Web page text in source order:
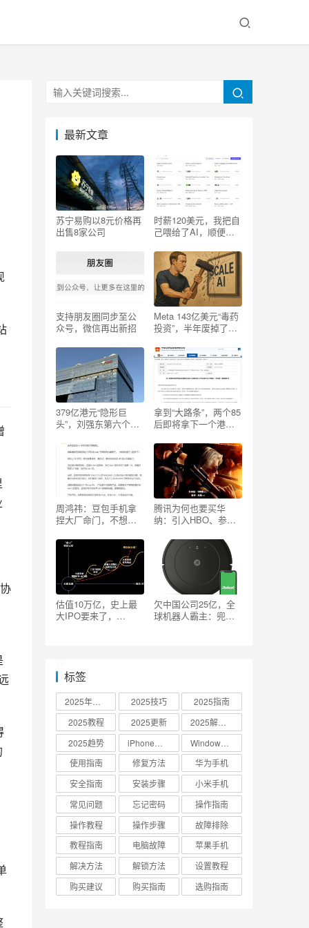
最新文章
苏宁易购以8元价格再
出售8家公司
时薪120美元，我把自
己喂给了AI，顺便砸
支持朋友圈同步至公
众号，微信再出新招
Meta 143亿美元“毒药
投资”，半年废掉了一
379亿港元“隐形巨
头”，刘强东第六个
拿到“大路条”，两个85
后即将拿下一个港股
周鸿祎：豆包手机拿
捏大厂命门，不想做
虑了
腾讯为何也要买华
纳：引入HBO、参投
估值10万亿，史上最
大IPO要来了，
欠中国公司25亿，全
球机器人霸主：兜里
标签
2025技巧
2025指南
2025教程
2025更新
2025趋势
使用指南
修复方法
华为手机
安全指南
安装步骤
小米手机
常见问题
忘记密码
操作指南
操作教程
操作步骤
故障排除
教程指南
电脑故障
苹果手机
解决方法
解锁方法
设置教程
购买建议
购买指南 选购指南